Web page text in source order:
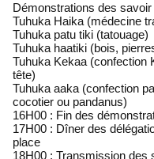
Démonstrations des
Tuhuka Haika (médecine
Tuhuka patu tiki (tatouage)
Tuhuka haatiki (bois,
Tuhuka Kekaa (confection
tête)
Tuhuka aaka (confection
cocotier ou pandanus)
16H00 : Fin des
17H00 : Dîner des
place
18H00 : Transmission des